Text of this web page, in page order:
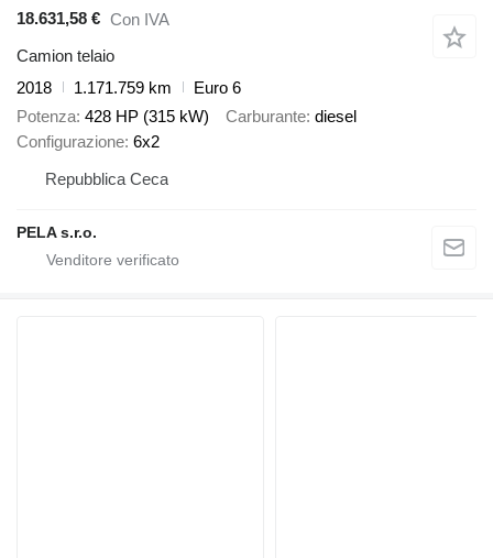
18.631,58 € Con IVA
Camion telaio
2018
1.171.759 km
Euro 6
Potenza 428 HP (315 kW) Carburante diesel
Configurazione 6x2
Repubblica Ceca
PELA s.r.o.